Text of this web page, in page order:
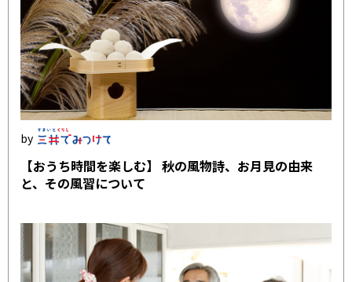
【おうち時間を楽しむ】 秋の風物詩、お月見の由来
と、その風習について